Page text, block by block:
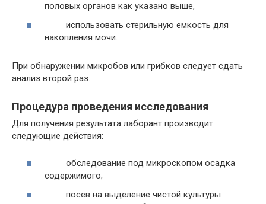
половых органов как указано выше,
использовать стерильную емкость для
накопления мочи.
При обнаружении микробов или грибков следует сдать
анализ второй раз.
Процедура проведения исследования
Для получения результата лаборант производит
следующие действия:
обследование под микроскопом осадка
содержимого;
посев на выделение чистой культуры